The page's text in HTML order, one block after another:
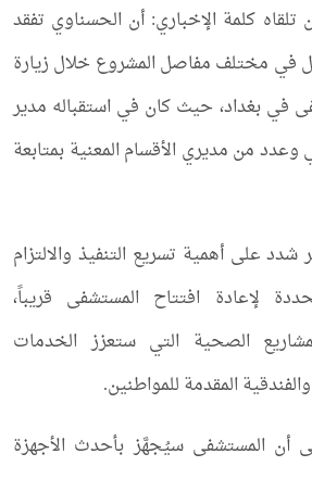
كلمة الإخباري: أن الحسناوي تفقد
في مختلف مفاصل المشروع خلال زيارة
في بغداد، حيث كان في استقباله مدير
من مديري الأقسام المعنية بمتابعة
شدد على أهمية تسريع التنفيذ والالتزام
لإعادة افتتاح المستشفى قريباً،
الصحية التي ستعزز الخدمات
المقدمة للمواطنين.
أن المستشفى سيُجهَّز بأحدث الأجهزة